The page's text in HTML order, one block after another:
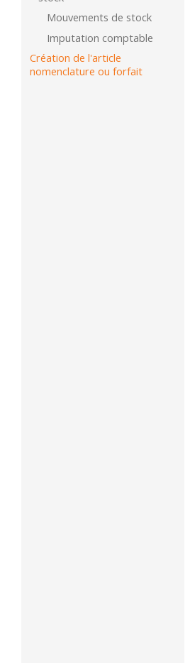
Mouvements de stock
Imputation comptable
Création de l'article
nomenclature ou forfait